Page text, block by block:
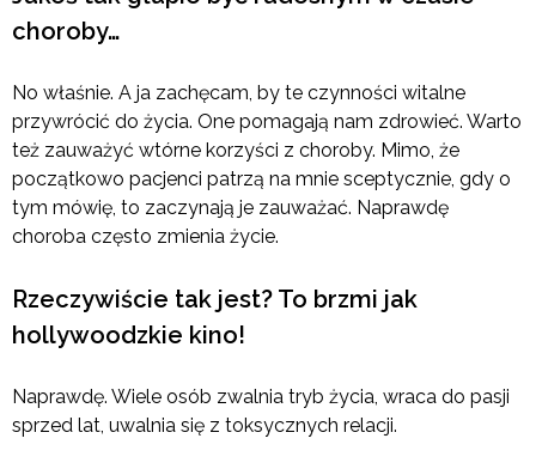
choroby…
No właśnie. A ja zachęcam, by te czynności witalne
przywrócić do życia. One pomagają nam zdrowieć. Warto
też zauważyć wtórne korzyści z choroby. Mimo, że
początkowo pacjenci patrzą na mnie sceptycznie, gdy o
tym mówię, to zaczynają je zauważać. Naprawdę
choroba często zmienia życie.
Rzeczywiście tak jest? To brzmi jak
hollywoodzkie kino!
Naprawdę. Wiele osób zwalnia tryb życia, wraca do pasji
sprzed lat, uwalnia się z toksycznych relacji.